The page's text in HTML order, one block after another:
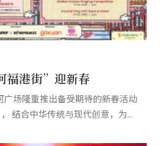
福港街”迎新春
广场隆重推出备受期待的新春活动
合中华传统与现代创意，为...